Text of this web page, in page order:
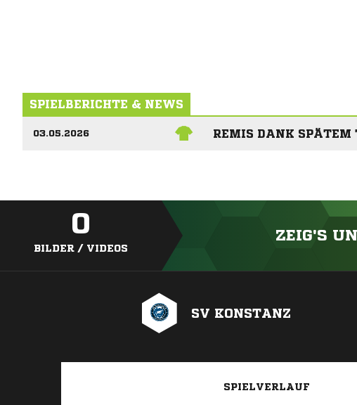
SPIELBERICHTE & NEWS
03.05.2026 REMIS DANK SPÄTEM
0
BILDER / VIDEOS
ZEIG'S
SV KONSTANZ
SPIELVERLAUF